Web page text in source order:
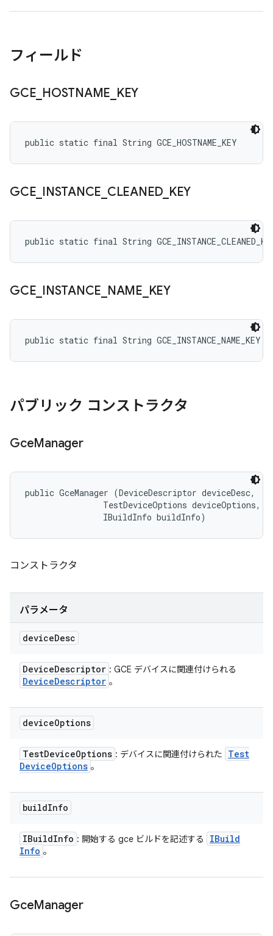
フィールド
GCE HOSTNAME KEY
public static final String GCE_HOSTNAME_KEY
GCE INSTANCE CLEANED KEY
public static final String
GCE INSTANCE NAME KEY
public static final String GCE_INSTANCE_NAME_KEY
パブリック コンストラクタ
GceManager
public GceManager (DeviceDescriptor deviceDesc,
                TestDeviceOptions deviceOptions,
                IBuildInfo buildInfo)
コンストラクタ
パラメータ
deviceDesc
DeviceDescriptor : GCE デバイスに関連付けられる
DeviceDescriptor 。
deviceOptions
TestDeviceOptions : デバイスに関連付けられた
Test
DeviceOptions 。
buildInfo
IBuildInfo : 開始する gce ビルドを記述する
IBuild
Info 。
GceManager